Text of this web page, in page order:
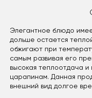
Элегантное блюдо
дольше остается
обжигают при
самым развивая его
высокая теплоотдача и
царапинам. Данная
внешний вид долгое